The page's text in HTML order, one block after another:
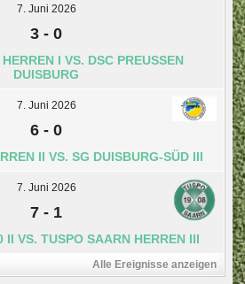
7. Juni 2026
3 - 0
I VS. DSC PREUSSEN D
UISBURG
7. Juni 2026
6 - 0
II VS. SG DUISBURG-SÜD III
7. Juni 2026
7 - 1
II VS. TUSPO SAARN HERREN III
Alle Ereignisse anzeigen